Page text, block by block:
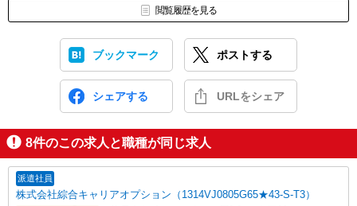
閲覧履歴を見る
ブックマーク ポストする
シェアする URLをシェア
8件のこの求人と職種が同じ求人
派遣社員
株式会社綜合キャリアオプション（1314VJ0805G65★43-S-T3）